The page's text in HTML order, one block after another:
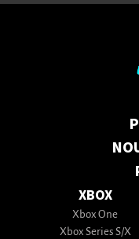
XBOX
Xbox One
Xbox Series S/X